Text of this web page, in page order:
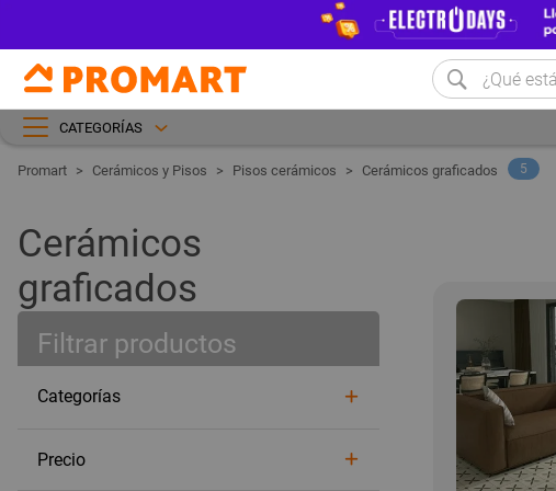
CATEGORÍAS
Cerámicos y Pisos Pisos cerámicos Cerámicos graficados 5
Cerámicos
graficados
Filtrar productos
Categorías
Precio